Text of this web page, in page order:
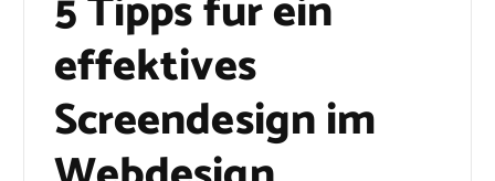
effektives
Screendesign im